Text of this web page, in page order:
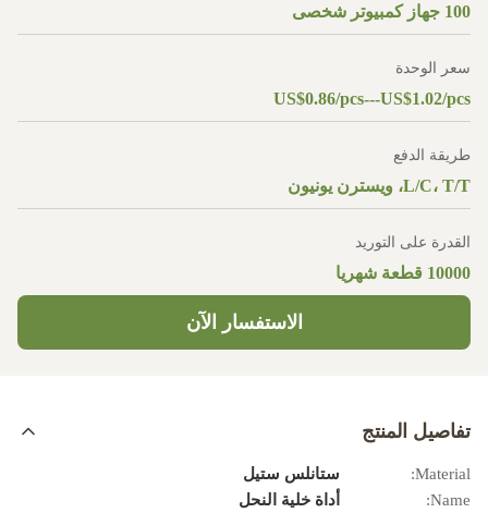
100 جهاز كمبيوتر شخصى
سعر الوحدة
US$0.86/pcs---US$1.02/pcs
طريقة الدفع
L/C، T/T، ويسترن يونيون
القدرة على التوريد
10000 قطعة شهريا
الاستفسار الآن
تفاصيل المنتج
Material:
ستانلس ستيل
Name:
أداة خلية النحل